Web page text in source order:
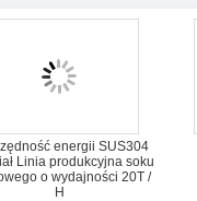
energii SUS304
Linia produkcyjna soku
o wydajności 20T /
H